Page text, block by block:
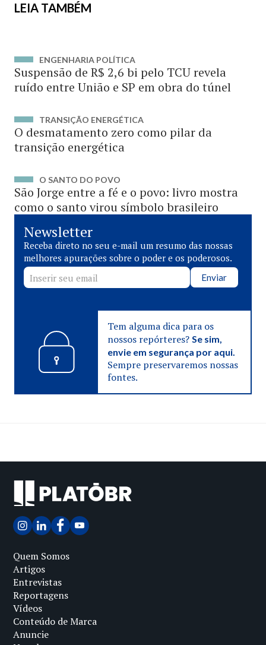
LEIA TAMBÉM
ENGENHARIA POLÍTICA
Suspensão de R$ 2,6 bi pelo TCU revela
ruído entre União e SP em obra do túnel
TRANSIÇÃO ENERGÉTICA
O desmatamento zero como pilar da
transição energética
O SANTO DO POVO
São Jorge entre a fé e o povo: livro mostra
como o santo virou símbolo brasileiro
Newsletter
Receba direto no seu e-mail um resumo das nossas
melhores apurações sobre o poder e os poderosos.
Enviar
Tem alguma dica para os
nossos repórteres? Se sim,
envie em segurança por aqui.
Sempre preservaremos nossas
fontes.
Quem Somos
Artigos
Entrevistas
Reportagens
Vídeos
Conteúdo de Marca
Anuncie